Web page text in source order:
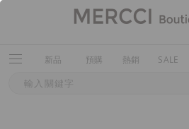
新品 預購 熱銷 SALE